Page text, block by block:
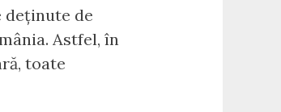
deținute de
Astfel, în
toate